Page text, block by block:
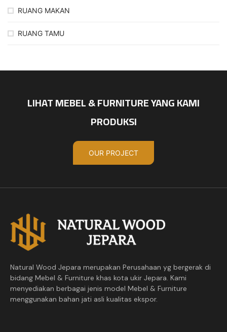
RUANG MAKAN
RUANG TAMU
LIHAT MEBEL & FURNITURE YANG KAMI
PRODUKSI
OUR PROJECT
Natural Wood Jepara merupakan Perusahaan yg bergerak di
bidang Mebel & Furniture khas kota ukir Jepara. Kami
menyediakan berbagai jenis model Mebel & Furniture
menggunakan bahan jati asli kualitas ekspor.